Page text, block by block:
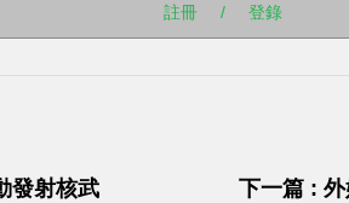
註冊 / 登錄
發射核武 下一篇 : 外